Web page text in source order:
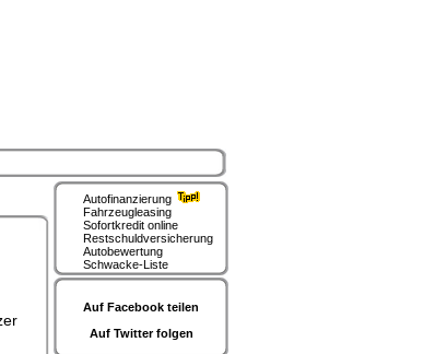
Autofinanzierung
Fahrzeugleasing
Sofortkredit online
Restschuldversicherung
Autobewertung
Schwacke-Liste
Auf Facebook teilen
Auf Twitter folgen
Autoforum